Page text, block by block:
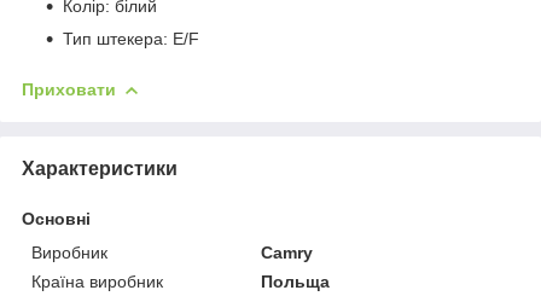
Колір: білий
Тип штекера: E/F
Приховати
Характеристики
Основні
Виробник
Camry
Країна виробник
Польща